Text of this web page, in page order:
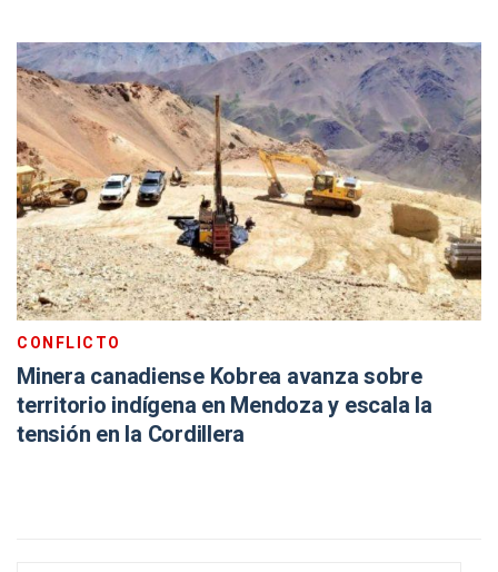
CONFLICTO
Minera canadiense Kobrea avanza sobre
territorio indígena en Mendoza y escala la
tensión en la Cordillera